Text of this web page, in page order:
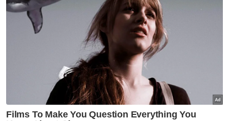
Jika semua kementerian mengambil sikap
seperti KPKM, banyak masalah rakyat
sebenarnya boleh diselesaikan dengan lebih
cepat dan berkesan.